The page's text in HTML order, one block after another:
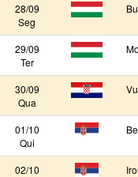
28/09
Seg
29/09
Ter
30/09
Qua
01/10
Qui
02/10